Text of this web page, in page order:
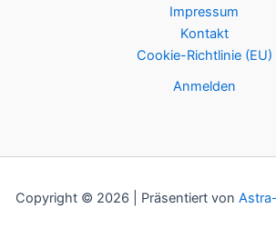
Impressum
Kontakt
Cookie-Richtlinie (EU)
Anmelden
Copyright © 2026 | Präsentiert von